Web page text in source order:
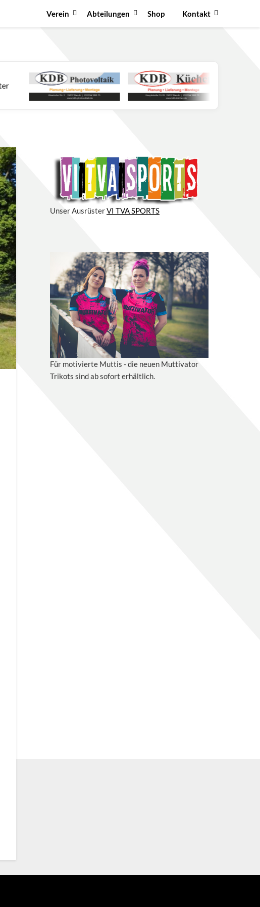
Verein Abteilungen Shop Kontakt
Unser AusrüsterVI TVA SPORTS
Für motivierte Muttis - die neuen Muttivator
Trikots sind ab sofort erhältlich.